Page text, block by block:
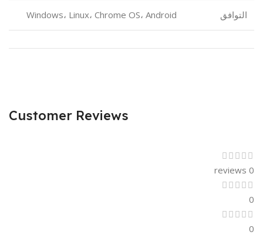
التوافق Windows، Linux، Chrome OS، Android
Customer Reviews
0 reviews
0
0